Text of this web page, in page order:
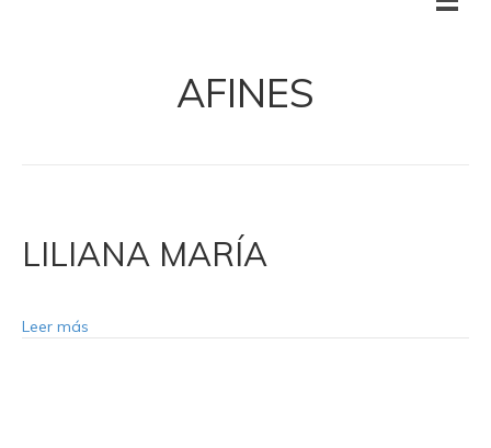
AFINES
LILIANA MARÍA
Leer más